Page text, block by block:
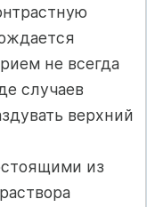
не всегда
случаев
верхний
из